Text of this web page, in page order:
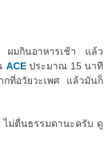
ผมกินอาหารเช้า แล้ว
ACEประมาณ 15 นาที
กที่อวัยวะเพศ แล้วมันก็
ไม่ตื่นธรรมดานะครับ ดู